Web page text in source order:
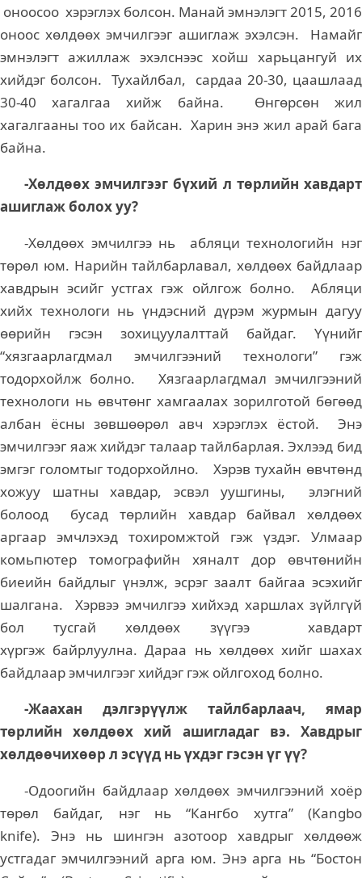
оноосоо хэрэглэх болсон. Манай эмнэлэгт 2015, 2016
оноос хөлдөөх эмчилгээг ашиглаж эхэлсэн. Намайг
эмнэлэгт ажиллаж эхэлснээс хойш харьцангуй их
хийдэг болсон. Тухайлбал, сардаа 20-30, цаашлаад
30-40 хагалгаа хийж байна. Өнгөрсөн жил
хагалгааны тоо их байсан. Харин энэ жил арай бага
байна.
-Хөлдөөх эмчилгээг бүхий л төрлийн хавдарт
ашиглаж болох уу?
-Хөлдөөх эмчилгээ нь абляци технологийн нэг
төрөл юм. Нарийн тайлбарлавал, хөлдөөх байдлаар
хавдрын эсийг устгах гэж ойлгож болно. Абляци
хийх технологи нь үндэсний дүрэм журмын дагуу
өөрийн гэсэн зохицуулалттай байдаг. Үүнийг
“хязгаарлагдмал эмчилгээний технологи” гэж
тодорхойлж болно. Хязгаарлагдмал эмчилгээний
технологи нь өвчтөнг хамгаалах зорилготой бөгөөд
албан ёсны зөвшөөрөл авч хэрэглэх ёстой. Энэ
эмчилгээг яаж хийдэг талаар тайлбарлая. Эхлээд бид
эмгэг голомтыг тодорхойлно. Хэрэв тухайн өвчтөнд
хожуу шатны хавдар, эсвэл уушгины, элэгний
болоод бусад төрлийн хавдар байвал хөлдөөх
аргаар эмчлэхэд тохиромжтой гэж үздэг. Улмаар
комьпютер томографийн хяналт дор өвчтөнийн
биеийн байдлыг үнэлж, эсрэг заалт байгаа эсэхийг
шалгана. Хэрвээ эмчилгээ хийхэд харшлах зүйлгүй
бол тусгай хөлдөөх зүүгээ хавдарт
хүргэж байрлуулна. Дараа нь хөлдөөх хийг шахах
байдлаар эмчилгээг хийдэг гэж ойлгоход болно.
-Жаахан дэлгэрүүлж тайлбарлаач, ямар
төрлийн хөлдөөх хий ашигладаг вэ. Хавдрыг
хөлдөөчихөөр л эсүүд нь үхдэг гэсэн үг үү?
-Одоогийн байдлаар хөлдөөх эмчилгээний хоёр
төрөл байдаг, нэг нь “Кангбо хутга” (Kangbo
knife). Энэ нь шингэн азотоор хавдрыг хөлдөөж
устгадаг эмчилгээний арга юм. Энэ арга нь “Бостон